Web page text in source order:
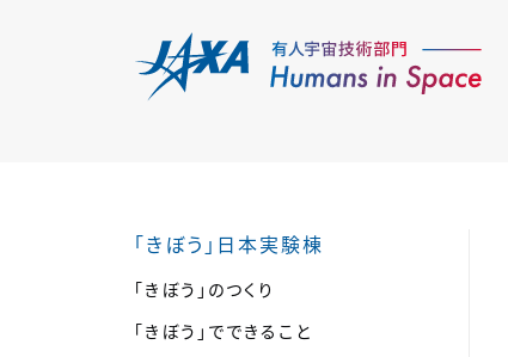
「きぼう」日本実験棟
「きぼう」のつくり
「きぼう」でできること